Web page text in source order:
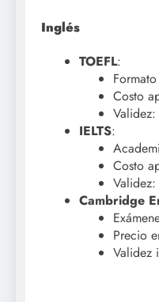
Inglés
TOEFL:
Costo
IELTS:
Costo
Cambridge
Precio
Validez